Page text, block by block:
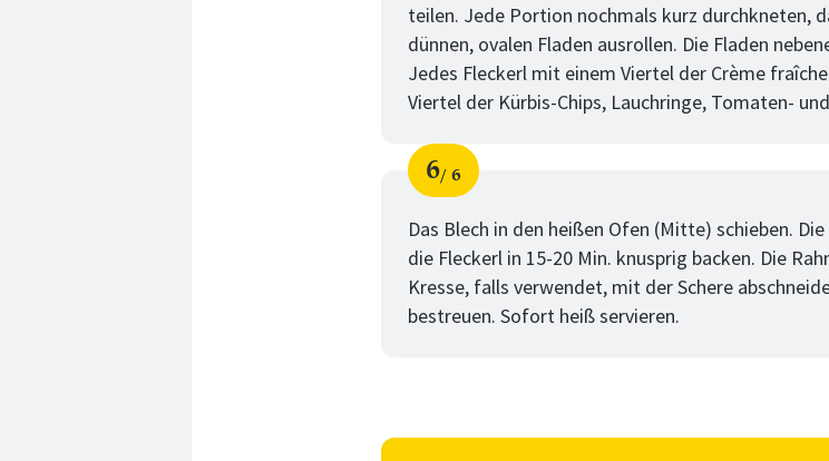
teilen. Jede Portion nochmals kurz durchkneten,
dünnen, ovalen Fladen ausrollen. Die Fladen
Jedes Fleckerl mit einem Viertel der Crème
Viertel der Kürbis-Chips, Lauchringe, Tomaten-
Schritt
6
von
6
Das Blech in den heißen Ofen (Mitte) schieben.
die Fleckerl in 15-20 Min. knusprig backen. Die
Kresse, falls verwendet, mit der Schere
bestreuen. Sofort heiß servieren.